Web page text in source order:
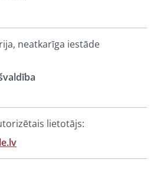
neatkarīga iestāde
lietotājs: